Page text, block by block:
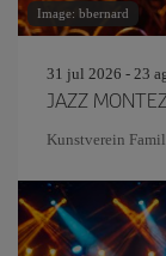
Image: bbernard
31 jul 2026 - 23
JAZZ
Kunstverein